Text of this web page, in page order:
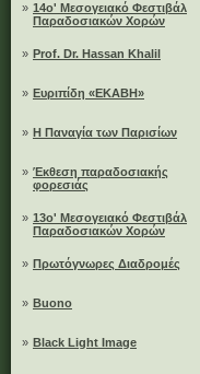
» 14ο' Μεσογειακό Φεστιβάλ
Παραδοσιακών Χορών
» Prof. Dr. Hassan Khalil
» Ευριπίδη «ΕΚΑΒΗ»
» Η Παναγία των Παρισίων
» Έκθεση παραδοσιακής
φορεσιάς
» 13ο' Μεσογειακό Φεστιβάλ
Παραδοσιακών Χορών
» Πρωτόγνωρες Διαδρομές
» Buono
» Black Light Image